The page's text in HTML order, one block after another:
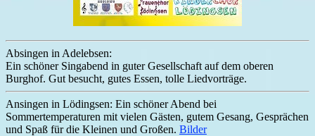
Absingen in Adelebsen:
Ein schöner Singabend in guter Gesellschaft auf dem oberen
Burghof. Gut besucht, gutes Essen, tolle Liedvorträge.
Ansingen in Lödingsen: Ein schöner Abend bei
Sommertemperaturen mit vielen Gästen, gutem Gesang, Gesprächen
und Spaß für die Kleinen und Großen. Bilder